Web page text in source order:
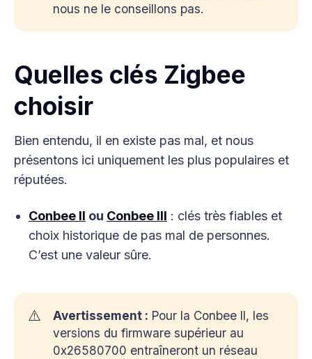
nous ne le conseillons pas.
Quelles clés Zigbee
choisir
Bien entendu, il en existe pas mal, et nous
présentons ici uniquement les plus populaires et
réputées.
Conbee II ou Conbee III : clés très fiables et
choix historique de pas mal de personnes.
C’est une valeur sûre.
⚠️ Avertissement : Pour la Conbee II, les
versions du firmware supérieur au
0x26580700 entraîneront un réseau